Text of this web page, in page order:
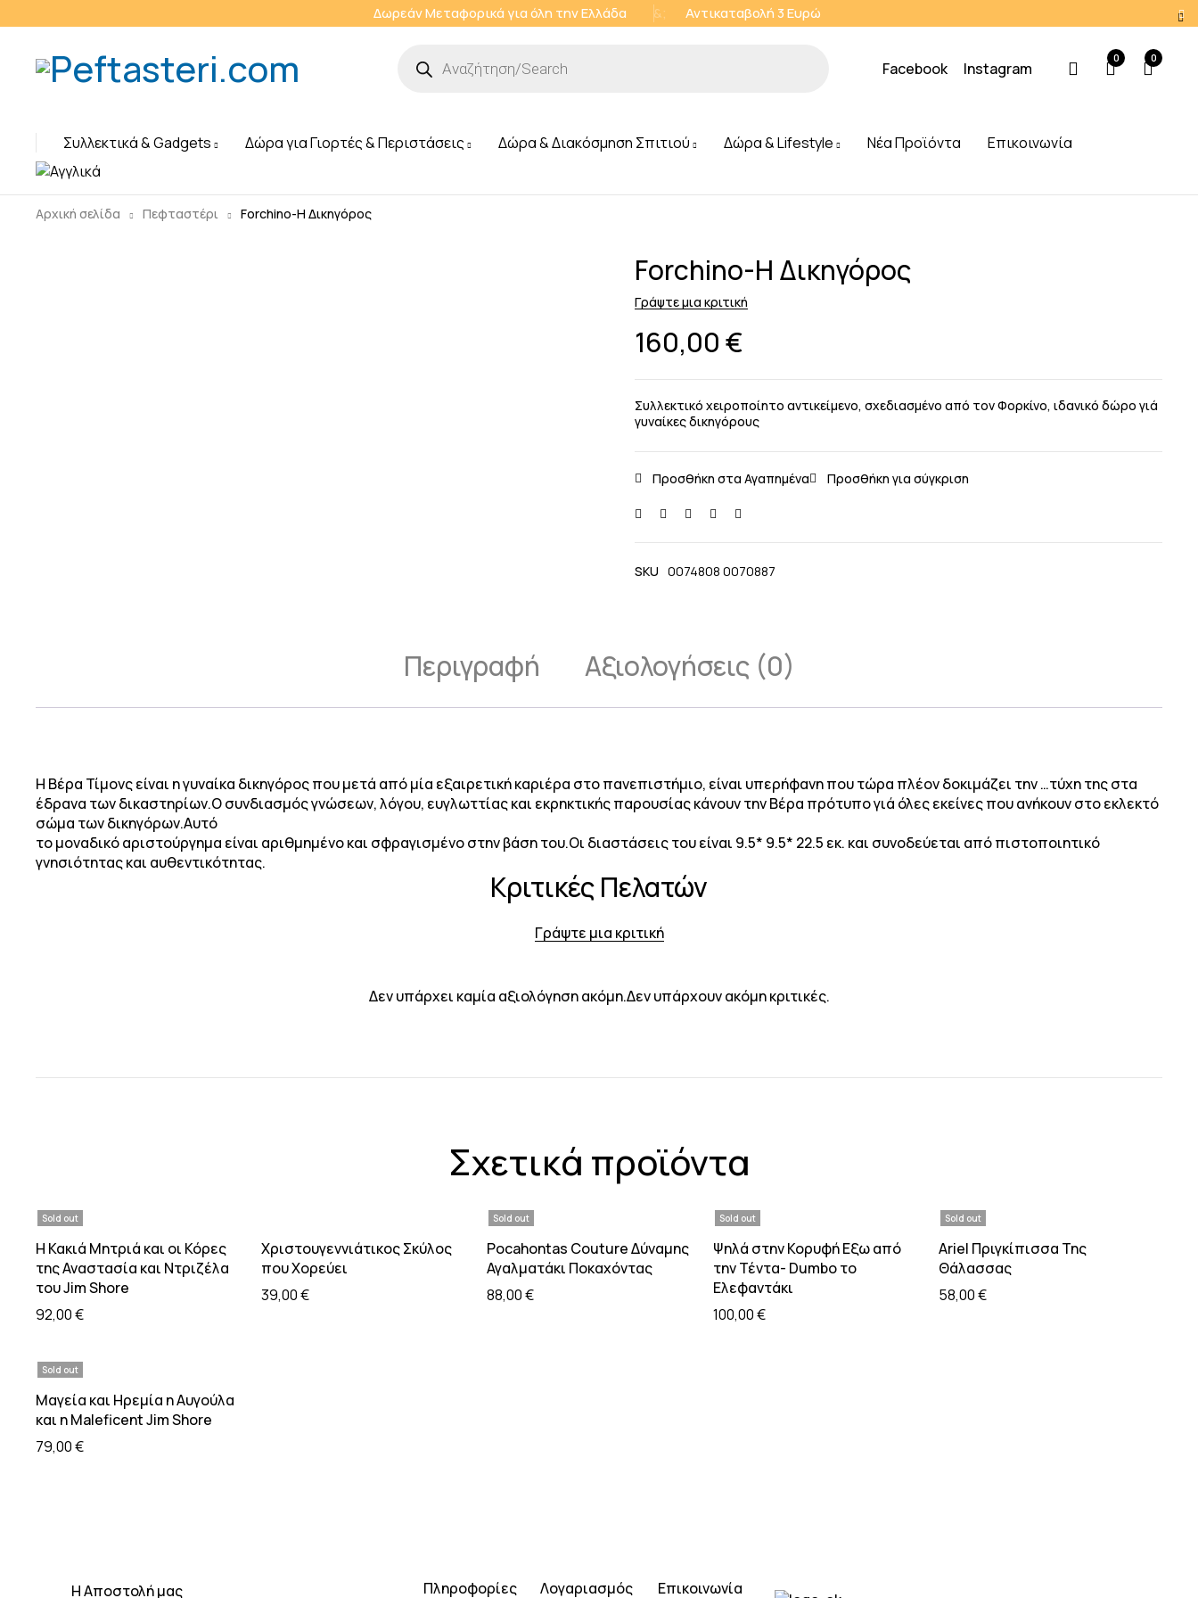
Δωρεάν Μεταφορικά για όλη την Ελλάδα &; Αντικαταβολή 3 Ευρώ
Facebook Instagram
0 0
Συλλεκτικά & Gadgets Δώρα για Γιορτές & Περιστάσεις Δώρα & Διακόσμηση Σπιτιού Δώρα & Lifestyle Νέα Προϊόντα Επικοινωνία
Αρχική σελίδα Πεφταστέρι Forchino-Η Δικηγόρος
Forchino-Η Δικηγόρος
Γράψτε μια κριτική
160,00€
Συλλεκτικό χειροποίητο αντικείμενο, σχεδιασμένο από τον Φορκίνο, ιδανικό δώρο γιά
γυναίκες δικηγόρους
SKU 0074808 0070887
Περιγραφή Αξιολογήσεις (0)
Η Βέρα Τίμονς είναι η γυναίκα δικηγόρος που μετά από μία εξαιρετική καριέρα στο πανεπιστήμιο, είναι υπερήφανη που τώρα πλέον δοκιμάζει την …τύχη της στα
έδρανα των δικαστηρίων.Ο συνδιασμός γνώσεων, λόγου, ευγλωττίας και εκρηκτικής παρουσίας κάνουν την Βέρα πρότυπο γιά όλες εκείνες που ανήκουν στο εκλεκτό
σώμα των δικηγόρων.Αυτό
το μοναδικό αριστούργημα είναι αριθμημένο και σφραγισμένο στην βάση του.Οι διαστάσεις του είναι 9.5* 9.5* 22.5 εκ. και συνοδεύεται από πιστοποιητικό
γνησιότητας και αυθεντικότητας.
Κριτικές Πελατών
Γράψτε μια κριτική
Δεν υπάρχει καμία αξιολόγηση ακόμη.Δεν υπάρχουν ακόμη κριτικές.
Σχετικά προϊόντα
Sold out
Διαβάστε περισσότερα
Η Κακιά Μητριά και οι Κόρες
της Αναστασία και Ντριζέλα
του Jim Shore
92,00€
Προσθήκη στο καλάθι
Χριστουγεννιάτικος Σκύλος
που Χορεύει
39,00€
Sold out
Διαβάστε περισσότερα
Pocahontas Couture Δύναμης
Αγαλματάκι Ποκαχόντας
88,00€
Sold out
Διαβάστε περισσότερα
Ψηλά στην Κορυφή Εξω από
την Τέντα- Dumbo το
Ελεφαντάκι
100,00€
Sold out
Διαβάστε περισσότερα
Ariel Πριγκίπισσα Της
Θάλασσας
58,00€
Sold out
Διαβάστε περισσότερα
Μαγεία και Ηρεμία η Αυγούλα
και η Maleficent Jim Shore
79,00€
H Αποστολή μας Πληροφορίες Λογαριασμός Επικοινωνία